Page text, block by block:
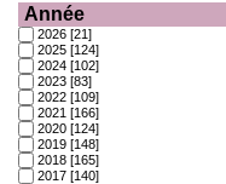
Année
2026 [21]
2025 [124]
2024 [102]
2023 [83]
2022 [109]
2021 [166]
2020 [124]
2019 [148]
2018 [165]
2017 [140]